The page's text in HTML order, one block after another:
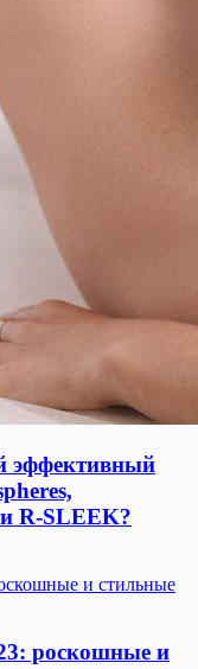
эффективный
R-SLEEK?
роскошные и